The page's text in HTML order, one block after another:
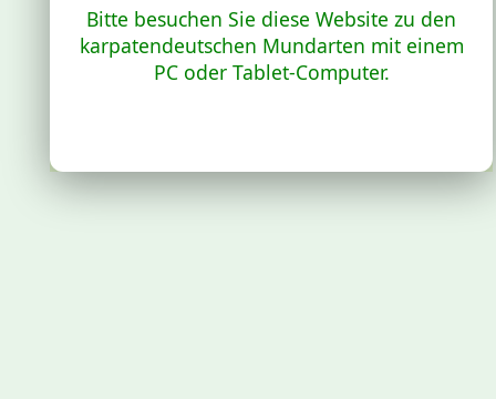
Bitte besuchen Sie diese Website zu den
karpatendeutschen Mundarten mit einem
PC oder Tablet-Computer.